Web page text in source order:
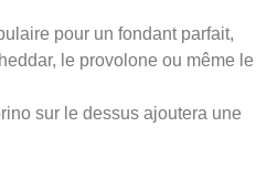
pour un fondant parfait,
le provolone ou même le
sur le dessus ajoutera une